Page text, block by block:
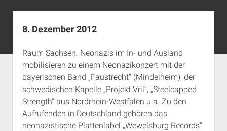
facebook
rss info@aida-archiv.de
Aktuelles
Termine
open
dropdown
menu
Antifaschistische Termine im Süden
Antifaschistische Termine in München
Rechte Termine im Süden
Chronologie
Das Archiv
open
dropdown
menu
a.i.d.a. e. V. unterstützen
Impressum
8. Dezember 2012
Raum Sachsen. Neonazis im In- und Ausland
mobilisieren zu einem Neonazikonzert mit der
bayerischen Band „Faustrecht“ (Mindelheim), der
schwedischen Kapelle „Projekt Vril“, „Steelcapped
Strength“ aus Nordrhein-Westfalen u.a. Zu den
Aufrufenden in Deutschland gehören das
neonazistische Plattenlabel „Wewelsburg Records“